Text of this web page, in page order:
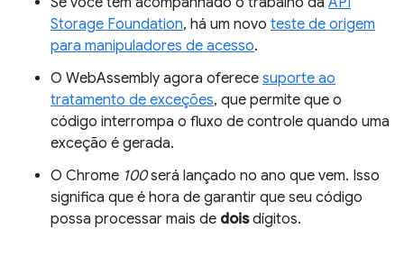
Storage Foundation, há um novo teste de origem
para manipuladores de acesso.
O WebAssembly agora oferece suporte ao
tratamento de exceções, que permite que o
código interrompa o fluxo de controle quando uma
exceção é gerada.
O Chrome 100será lançado no ano que vem. Isso
significa que é hora de garantir que seu código
possa processar mais de doisdígitos.